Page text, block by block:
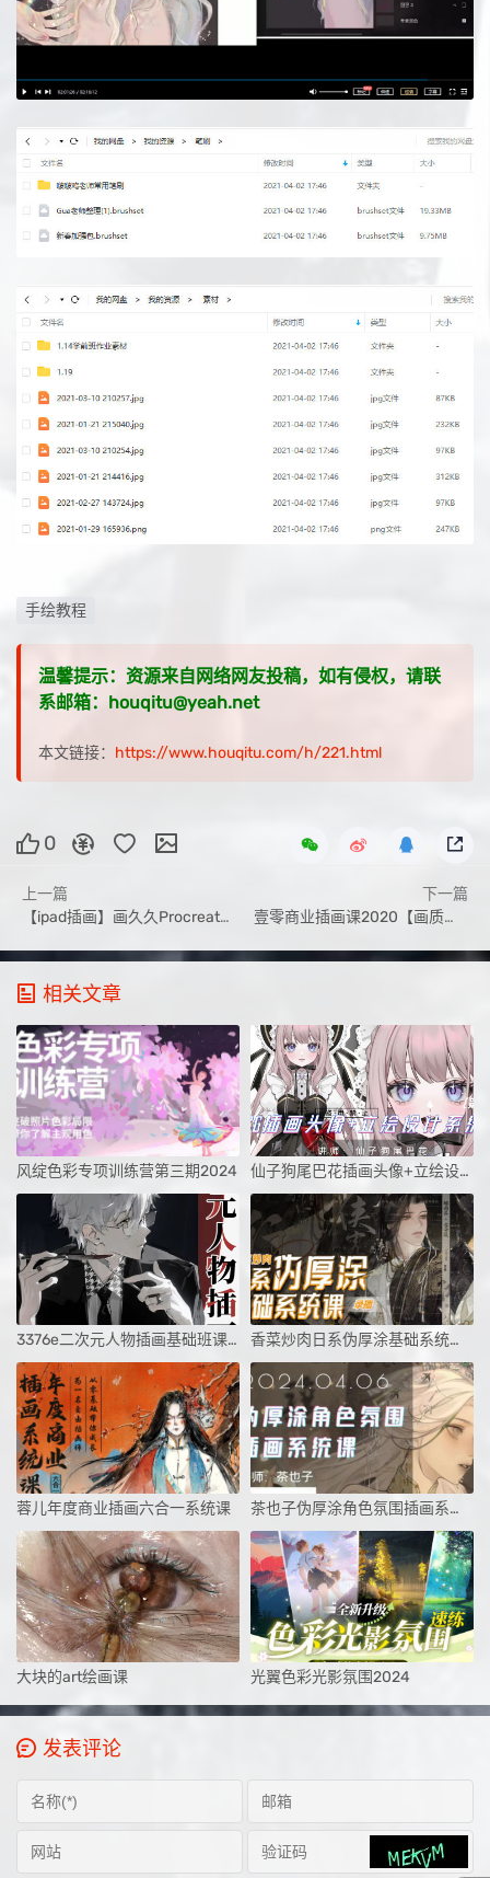
手绘教程
温馨提示：资源来自网络网友投稿，如有侵权，请联
系邮箱：houqitu@yeah.net
本文链接： https://www.houqitu.com/h/221.html
0
上一篇
【ipad插画】画久久Procreate插画入门+案例【画质高清有笔刷有素材】
下一篇
壹零商业插画课2020【画质不错有笔刷】
相关文章
风绽色彩专项训练营第三期2024 仙子狗尾巴花插画头像+立绘设计系统课第1期
3376e二次元人物插画基础班课程 香菜炒肉日系伪厚涂基础系统课第3期
蓉儿年度商业插画六合一系统课 茶也子伪厚涂角色氛围插画系统课第2期2024
大块的art绘画课 光翼色彩光影氛围2024
发表评论